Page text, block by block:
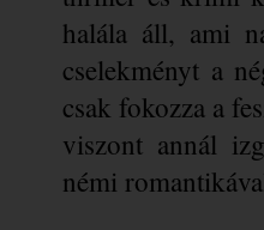
halála áll, ami
cselekményt a
csak fokozza a
viszont annál
némi